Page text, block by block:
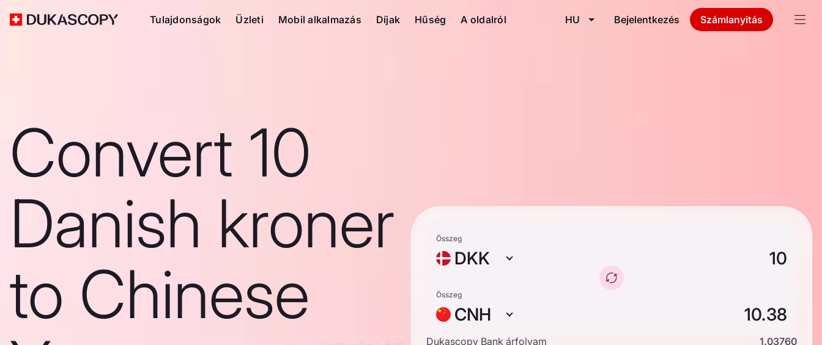
Tulajdonságok Üzleti Mobil alkalmazás Díjak Hűség A oldalról HU Bejelentkezés Számlanyitás
Convert 10
Danish kroner
to Chinese
Összeg
DKK
Összeg
CNH
Dukascopy Bank árfolyam
1.03760